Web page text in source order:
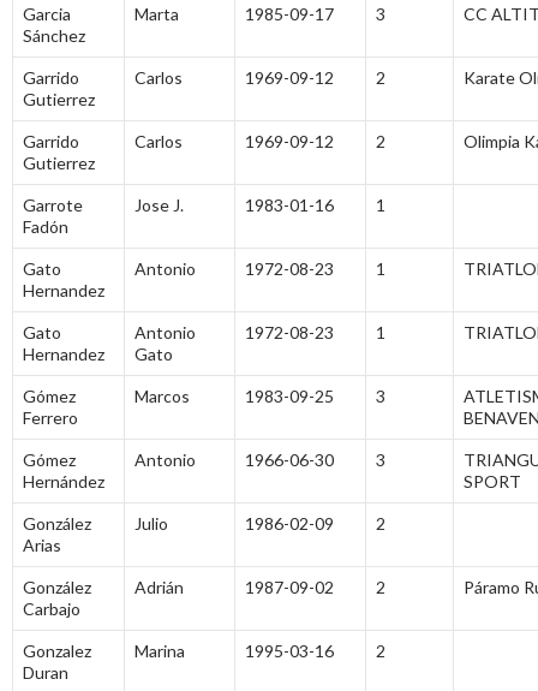
Garcia
Sánchez
Marta 1985-09-17 3 CC
Garrido
Gutierrez
Carlos 1969-09-12 2 Karate
Garrido
Gutierrez
Carlos 1969-09-12 2 Olimpia
Garrote
Fadón
Jose J. 1983-01-16 1
Gato
Hernandez
Antonio 1972-08-23 1
Gato
Hernandez
Antonio
Gato
1972-08-23 1
Gómez
Ferrero
Marcos 1983-09-25 3
Gómez
Hernández
Antonio 1966-06-30 3
SPORT
González
Arias
Julio 1986-02-09 2
González
Carbajo
Adrián 1987-09-02 2 Páramo
Gonzalez
Duran
Marina 1995-03-16 2